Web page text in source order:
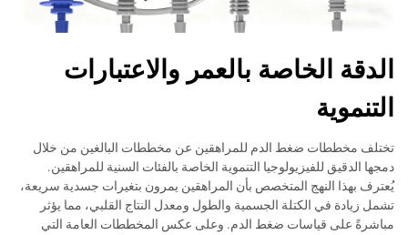
الدقة الخاصة بالعمر والاعتبارات
التنموية
تختلف مخططات ضغط الدم للمراهقين عن مخططات البالغين من خلال
دمجها الدقيق للفيزيولوجيا التنموية الخاصة بالفئات السنية للمراهقين.
يُعترف بهذا النهج المتخصص بأن المراهقين يمرون بتغيرات جسدية سريعة،
تشمل زيادة في الكتلة الجسمية والطول ومعدل النتاج القلبي، مما يؤثر
مباشرةً على قياسات ضغط الدم. وعلى عكس المخططات العامة التي